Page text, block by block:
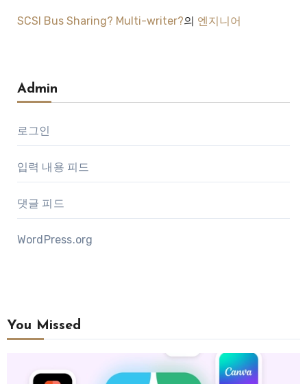
SCSI Bus Sharing? Multi-writer?의 엔지니어
Admin
로그인
입력 내용 피드
댓글 피드
WordPress.org
You Missed